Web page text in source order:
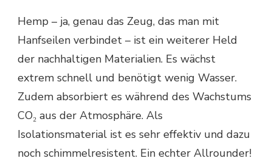
Hemp – ja, genau das Zeug, das man mit
Hanfseilen verbindet – ist ein weiterer Held
der nachhaltigen Materialien. Es wächst
extrem schnell und benötigt wenig Wasser.
Zudem absorbiert es während des Wachstums
CO₂ aus der Atmosphäre. Als
Isolationsmaterial ist es sehr effektiv und dazu
noch schimmelresistent. Ein echter Allrounder!